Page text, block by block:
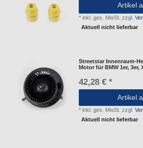
Artikel
*inkl. ges. MwSt. zzgl.
Aktuell nicht lieferbar
Streetstar Innenraum-
Motor für BMW 1er, 3er,
42,28 € *
Artikel
*inkl. ges. MwSt. zzgl.
Aktuell nicht lieferbar